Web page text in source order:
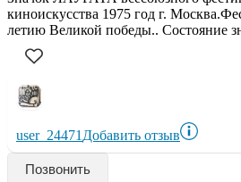
киноискусства 1975 год г.
летию Великой победы.. Состояние
user_24471 Добавить отзыв
Позвонить